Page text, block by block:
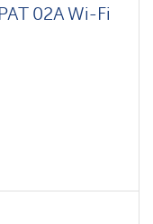
02A Wi-Fi